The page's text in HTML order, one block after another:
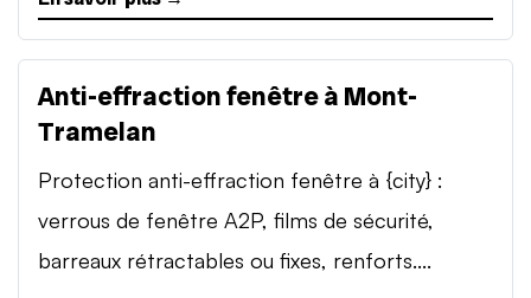
Anti-effraction fenêtre à Mont-
Tramelan
Protection anti-effraction fenêtre à {city} :
verrous de fenêtre A2P, films de sécurité,
barreaux rétractables ou fixes, renforts....